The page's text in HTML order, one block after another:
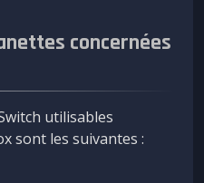
concernées
utilisables
sont les suivantes :